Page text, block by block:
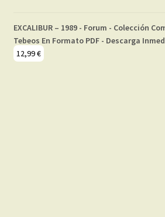
EXCALIBUR – 1989 - Forum - Colección
Tebeos En Formato PDF - Descarga
12,99€